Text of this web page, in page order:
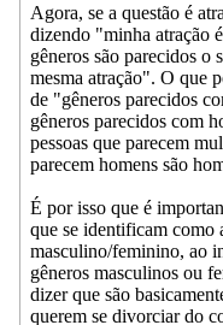
Agora, se a questão é
dizendo "minha atração
gêneros são parecidos o
mesma atração". O que
de "gêneros parecidos
gêneros parecidos com
pessoas que parecem
parecem homens são
É por isso que é
que se identificam como
masculino/feminino, ao
gêneros masculinos ou
dizer que são
querem se divorciar do